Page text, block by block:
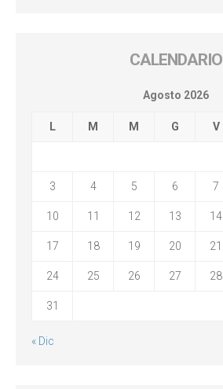
CALENDARIO
Agosto 2026
L M M G V
3 4 5 6 7
10 11 12 13 14
17 18 19 20 21
24 25 26 27 28
31
« Dic